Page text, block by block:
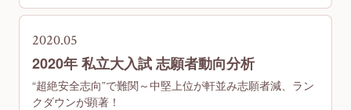
2020.05
2020年 私立大入試 志願者動向分析
“超絶安全志向”で難関～中堅上位が軒並み志願者減、ラン
クダウンが顕著！